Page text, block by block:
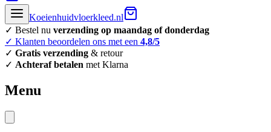
Koeienhuidvloerkleed.nl
✓ Bestel nu verzending op maandag of donderdag
✓ Klanten beoordelen ons met een 4,8/5
✓ Gratis verzending & retour
✓ Achteraf betalen met Klarna
Menu